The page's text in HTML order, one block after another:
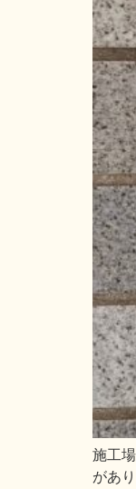
施工
があ